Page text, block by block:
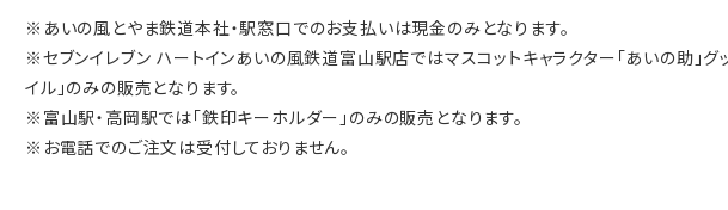
※あいの風とやま鉄道本社・駅窓口でのお支払いは現金のみとなります。
※セブンイレブン ハートインあいの風鉄道富山駅店ではマスコットキャラクター「あいの助」グ
イル」のみの販売となります。
※富山駅・高岡駅では「鉄印キーホルダー」のみの販売となります。
※お電話でのご注文は受付しておりません。